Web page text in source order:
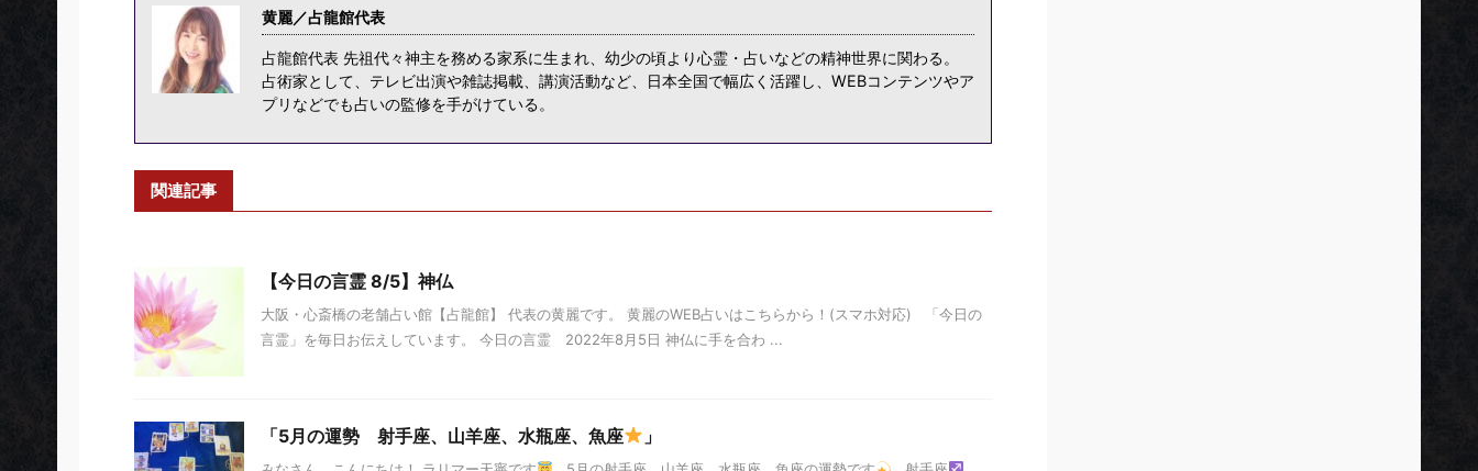
黄麗／占龍館代表
占龍館代表 先祖代々神主を務める家系に生まれ、幼少の頃より心霊・占いなどの精神世界に関わる。
占術家として、テレビ出演や雑誌掲載、講演活動など、日本全国で幅広く活躍し、WEBコンテンツやア
プリなどでも占いの監修を手がけている。
関連記事
【今日の言霊 8/5】神仏
大阪・心斎橋の老舗占い館【占龍館】 代表の黄麗です。 黄麗のWEB占いはこちらから！(スマホ対応) 「今日の
言霊」を毎日お伝えしています。 今日の言霊 2022年8月5日 神仏に手を合わ ...
「5月の運勢 射手座、山羊座、水瓶座、魚座 」